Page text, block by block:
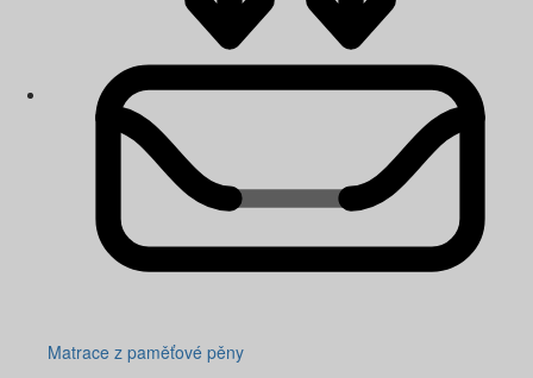
Matrace z paměťové pěny